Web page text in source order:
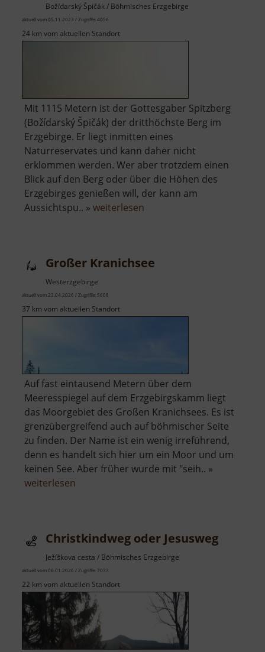
Božídarský Špičák / Böhmisches Erzgebirge
aktuell vom 05.11.2023 / Zugriffe: 4056
24 km vom aktuellen Standort
Mit 1115 Metern ist der Gottesgaber Spitzberg
(Božídarský Špičák) der dritthöchste Berg im
Erzgebirge. Er liegt inmitten eines
Naturreservates und kann daher nicht
erklommen werden. Wer aber trotzdem einen
Blick auf den Berg oder über die Höhen des
Erzgebirges genießen will, der kann am
Aussichtspu.. » weiterlesen
Großer Kranichsee
Westerzgebirge
aktuell vom 23.04.2026 / Zugriffe: 5608
37 km vom aktuellen Standort
Auf fast eintausend Metern über dem
Meeresspiegel auf dem Erzgebirgskamm liegt
das Moorgebiet des Großen Kranichsees. Es ist
grenzübergreifend auch auf böhmischer Seite
zu finden. Der Name ist ein wenig irreführend,
denn es handelt sich hier um ein Moor und um
keinen See. Aber früher wurde mit "seih.. »
weiterlesen
Christkindweg oder Jesusweg
Ježíškova cesta / Böhmisches Erzgebirge
aktuell vom 06.01.2026 / Zugriffe: 7033
22 km vom aktuellen Standort